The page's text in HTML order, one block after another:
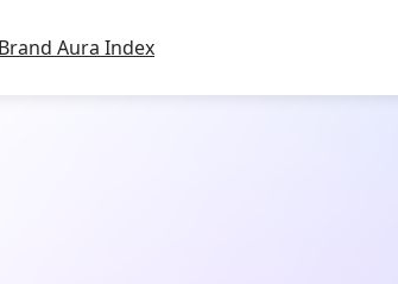
Brand Aura Index